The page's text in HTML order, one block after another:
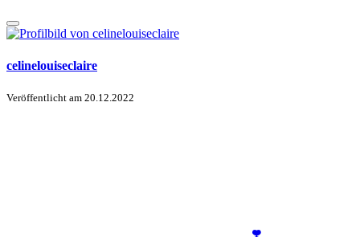
celinelouiseclaire
Veröffentlicht am 20.12.2022